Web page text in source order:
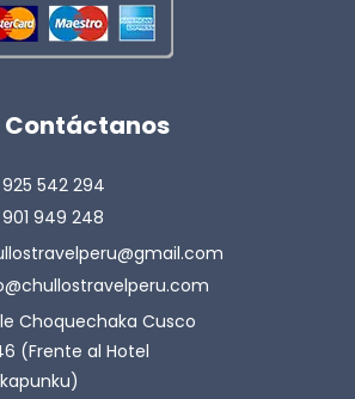
Contáctanos
925 542 294
901 949 248
Choquechaka Cusco
(Frente al Hotel